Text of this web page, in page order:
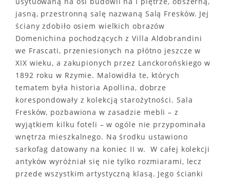
jasną, przestronną salę nazwaną Salą Fresków. Jej
ściany zdobiło osiem wielkich obrazów
Domenichina pochodzących z Villa Aldobrandini
we Frascati, przeniesionych na płótno jeszcze w
XIX wieku, a zakupionych przez Lanckorońskiego w
1892 roku w Rzymie. Malowidła te, których
tematem była historia Apollina, dobrze
korespondowały z kolekcją starożytności. Sala
Fresków, pozbawiona w zasadzie mebli – z
wyjątkiem kilku foteli – w ogóle nie przypominała
wnętrza mieszkalnego. Na środku ustawiono
sarkofag datowany na koniec II w. W całej kolekcji
antyków wyróżniał się nie tylko rozmiarami, lecz
przede wszystkim artystyczną klasą. Jego ścianki